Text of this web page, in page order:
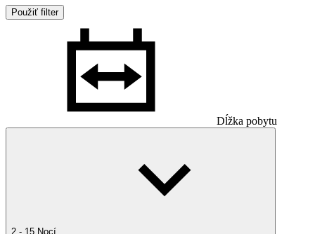
Použiť filter
Dĺžka pobytu
2 - 15 Nocí